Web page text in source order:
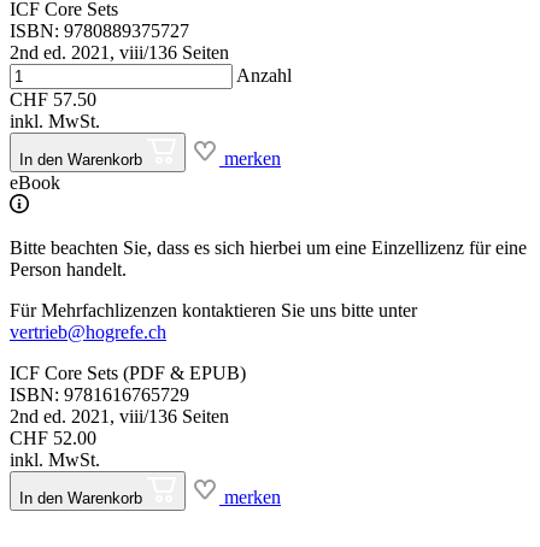
ICF Core Sets
ISBN: 9780889375727
2nd ed. 2021, viii/136 Seiten
Anzahl
CHF 57.50
inkl. MwSt.
In den Warenkorb
merken
eBook
Bitte beachten Sie, dass es sich hierbei um eine Einzellizenz für eine
Person handelt.
Für Mehrfachlizenzen kontaktieren Sie uns bitte unter
vertrieb@hogrefe.ch
ICF Core Sets (PDF & EPUB)
ISBN: 9781616765729
2nd ed. 2021, viii/136 Seiten
CHF 52.00
inkl. MwSt.
In den Warenkorb merken